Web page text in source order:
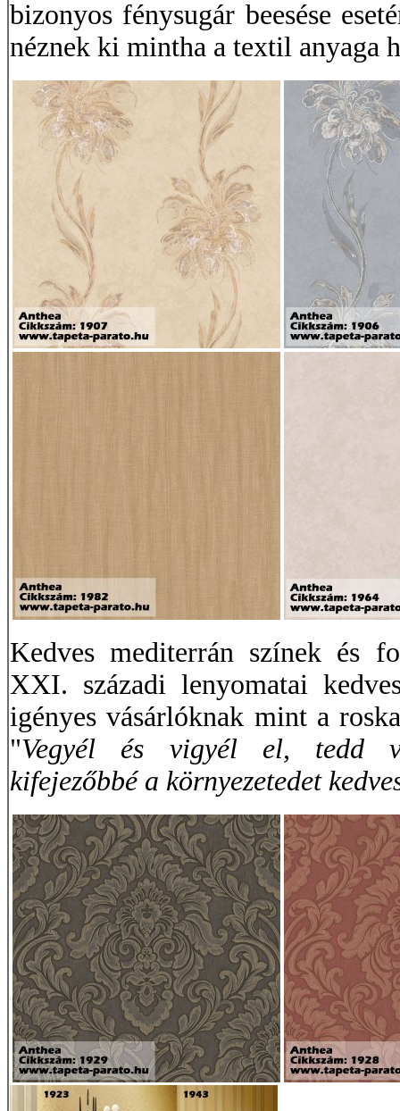
bizonyos fénysugár beesése
néznek ki mintha a textil anyaga
Kedves mediterrán színek és
XXI. századi lenyomatai
igényes vásárlóknak mint a
"Vegyél és vigyél el, tedd
kifejezőbbé a környezetedet